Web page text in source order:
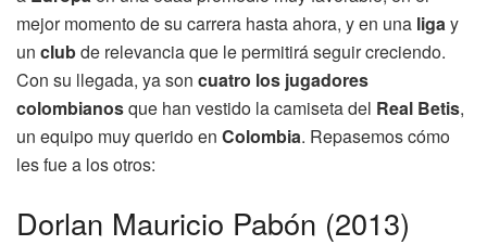
mejor momento de su carrera hasta ahora, y en una ligay
un clubde relevancia que le permitirá seguir creciendo.
Con su llegada, ya son cuatro los jugadores
colombianosque han vestido la camiseta del Real Betis,
un equipo muy querido en Colombia. Repasemos cómo
les fue a los otros:
Dorlan Mauricio Pabón (2013)